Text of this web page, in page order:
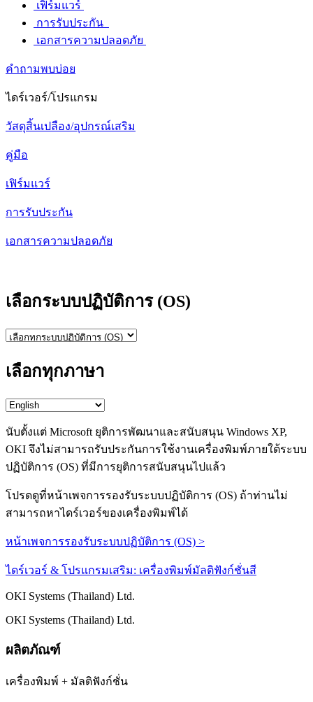
เฟิร์มแวร์
การรับประกัน
เอกสารความปลอดภัย
คำถามพบบ่อย
ไดร์เวอร์/โปรแกรม
วัสดุสิ้นเปลือง/อุปกรณ์เสริม
คู่มือ
เฟิร์มแวร์
การรับประกัน
เอกสารความปลอดภัย
เลือกระบบปฏิบัติการ (OS)
เลือกทุกภาษา
นับตั้งแต่ Microsoft ยุติการพัฒนาและสนับสนุน Windows XP,
OKI จึงไม่สามารถรับประกันการใช้งานเครื่องพิมพ์ภายใต้ระบบ
ปฏิบัติการ (OS) ที่มีการยุติการสนับสนุนไปแล้ว
โปรดดูที่หน้าเพจการรองรับระบบปฏิบัติการ (OS) ถ้าท่านไม่
สามารถหาไดร์เวอร์ของเครื่องพิมพ์ได้
หน้าเพจการรองรับระบบปฏิบัติการ (OS) >
ไดร์เวอร์ & โปรแกรมเสริม: เครื่องพิมพ์มัลติฟังก์ชั่นสี
OKI Systems (Thailand) Ltd.
OKI Systems (Thailand) Ltd.
ผลิตภัณฑ์
เครื่องพิมพ์ + มัลติฟังก์ชั่น